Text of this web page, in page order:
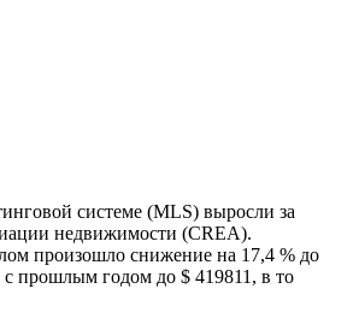
системе (MLS) выросли за
недвижимости (CREA).
произошло снижение на 17,4 % до
прошлым годом до $ 419811, в то